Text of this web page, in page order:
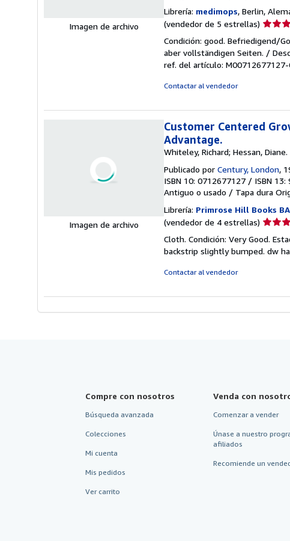
Imagen de archivo
Librería: medimops, Berlin,
(vendedor de 5 estrellas)
5
de
Condición: good. Befriedigend/
aber vollständigen Seiten. /
ref. del artículo: M00712677127-
Contactar al vendedor
Imagen de archivo
Customer Centered
Advantage.
Whiteley, Richard; Hessan, Diane.
Publicado por Century, London,
ISBN 10: 0712677127 / ISBN
Antiguo o usado / Tapa dura
Librería: Primrose Hill Books BA
(vendedor de 4 estrellas)
4
Cloth. Condición: Very Good.
backstrip slightly bumped. dw
Contactar al vendedor
Compre con nosotros
Búsqueda avanzada
Colecciones
Mi cuenta
Mis pedidos
Ver carrito
Venda con
Comenzar a vender
Únase a nuestro
afiliados
Recomiende un